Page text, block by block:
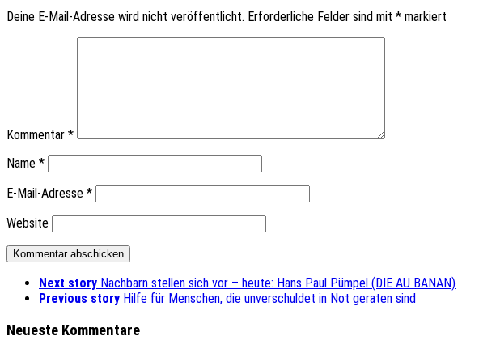
Deine E-Mail-Adresse wird nicht veröffentlicht. Erforderliche Felder sind mit * markiert
Kommentar *
Name *
E-Mail-Adresse *
Website
Next story Nachbarn stellen sich vor – heute: Hans Paul Pümpel (DIE AU BANAN)
Previous story Hilfe für Menschen, die unverschuldet in Not geraten sind
Neueste Kommentare